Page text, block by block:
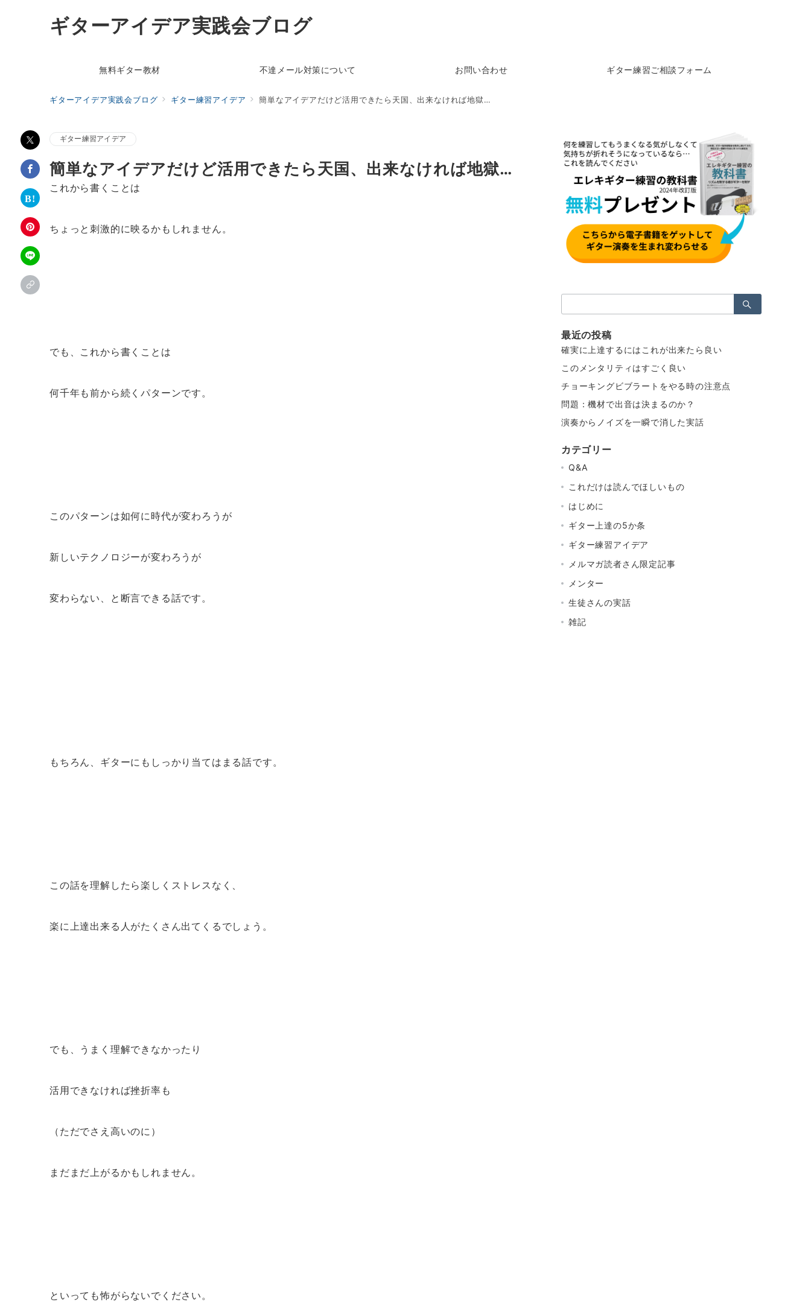
ギターアイデア実践会ブログ
無料ギター教材 不達メール対策について お問い合わせ ギター練習ご相談フォーム
ギターアイデア実践会ブログ ギター練習アイデア 簡単なアイデアだけど活用できたら天国、出来なければ地獄…
ギター練習アイデア
簡単なアイデアだけど活用できたら天国、出来なければ地獄…
これから書くことは
ちょっと刺激的に映るかもしれません。
でも、これから書くことは
何千年も前から続くパターンです。
このパターンは如何に時代が変わろうが
新しいテクノロジーが変わろうが
変わらない、と断言できる話です。
もちろん、ギターにもしっかり当てはまる話です。
この話を理解したら楽しくストレスなく、
楽に上達出来る人がたくさん出てくるでしょう。
でも、うまく理解できなかったり
活用できなければ挫折率も
（ただでさえ高いのに）
まだまだ上がるかもしれません。
といっても怖がらないでください。
索：
最近の投稿
確実に上達するにはこれが出来たら良い
このメンタリティはすごく良い
チョーキングビブラートをやる時の注意点
問題：機材で出音は決まるのか？
演奏からノイズを一瞬で消した実話
カテゴリー
Q&A
これだけは読んでほしいもの
はじめに
ギター上達の5か条
ギター練習アイデア
メルマガ読者さん限定記事
メンター
生徒さんの実話
雑記